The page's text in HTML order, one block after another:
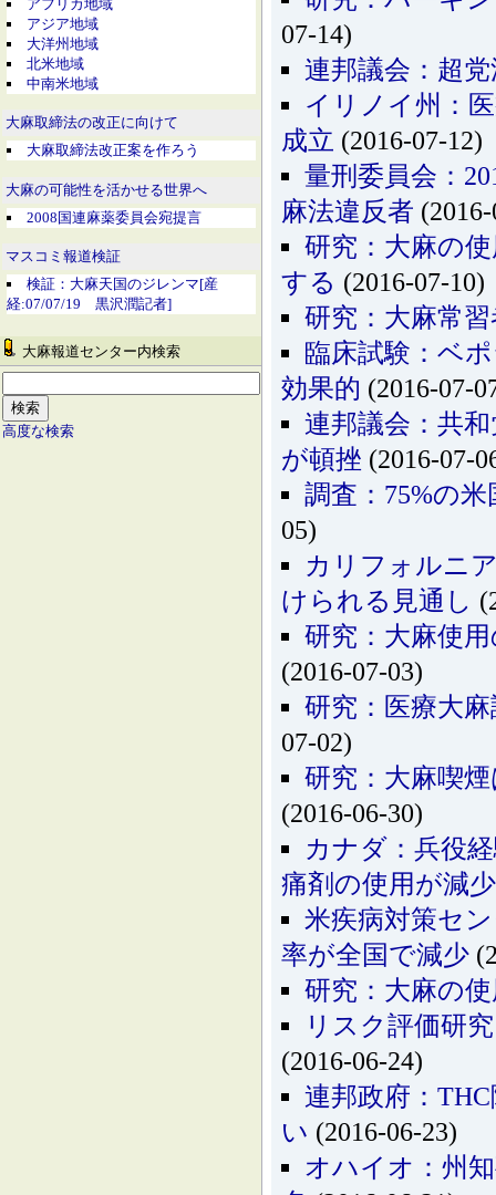
アフリカ地域
アジア地域
大洋州地域
北米地域
中南米地域
大麻取締法の改正に向けて
大麻取締法改正案を作ろう
大麻の可能性を活かせる世界へ
2008国連麻薬委員会宛提言
マスコミ報道検証
検証：大麻天国のジレンマ[産
経:07/07/19 黒沢潤記者]
大麻報道センター内検索
高度な検索
07-14)
連邦議会：超
イリノイ州：
成立 (2016-07-12)
量刑委員会：
麻法違反者
研究：大麻の
する (2016-07-10)
研究：大麻常
臨床試験：ベ
効果的 (2016-07-
連邦議会：共
が頓挫 (2016-07-
調査：75%の
05)
カリフォルニ
けられる見通し
研究：大麻使
(2016-07-03)
研究：医療大
07-02)
研究：大麻喫
(2016-06-30)
カナダ：兵役
痛剤の使用が減少
米疾病対策セ
率が全国で減少
研究：大麻の
リスク評価研
(2016-06-24)
連邦政府：
い (2016-06-23)
オハイオ：州